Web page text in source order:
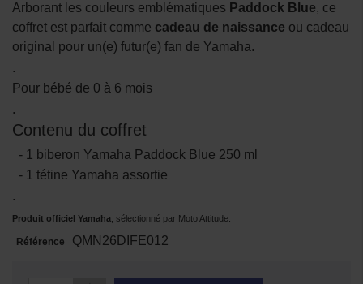
Arborant les couleurs emblématiques Paddock Blue, ce
coffret est parfait comme cadeau de naissance ou cadeau
original pour un(e) futur(e) fan de Yamaha.
.
Pour bébé de 0 à 6 mois
.
Contenu du coffret
- 1 biberon Yamaha Paddock Blue 250 ml
- 1 tétine Yamaha assortie
.
Produit officiel Yamaha , sélectionné par Moto Attitude.
Référence QMN26DIFE012